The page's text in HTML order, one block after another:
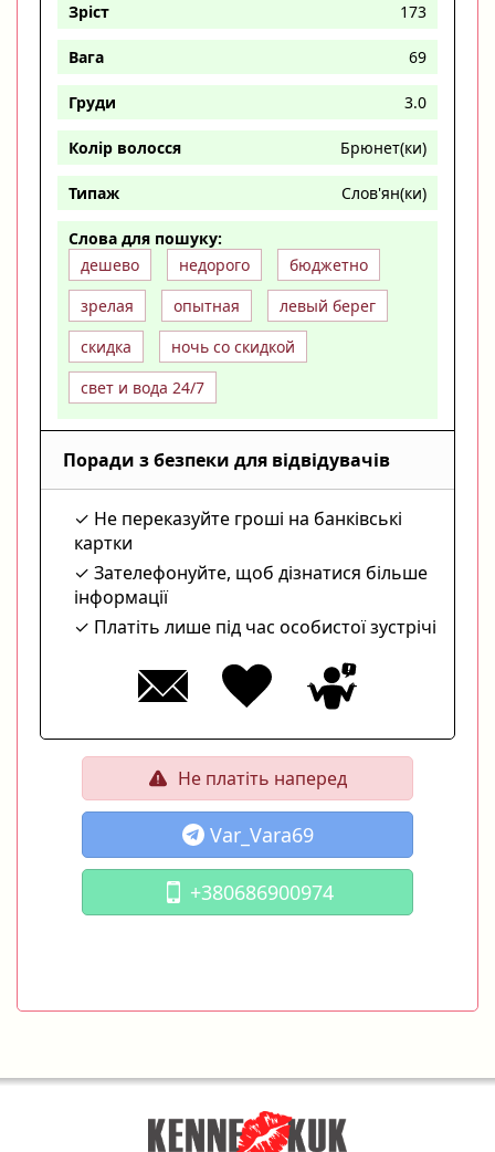
Зріст 173
Вага 69
Груди 3.0
Колір волосся Брюнет(ки)
Типаж Слов'ян(ки)
Слова для пошуку:
дешево
недорого
бюджетно
зрелая
опытная
левый берег
скидка
ночь со скидкой
свет и вода 24/7
Поради з безпеки для відвідувачів
Не переказуйте гроші на банківські
картки
Зателефонуйте, щоб дізнатися більше
інформації
Платіть лише під час особистої зустрічі
Не платіть наперед
Var_Vara69
+380686900974